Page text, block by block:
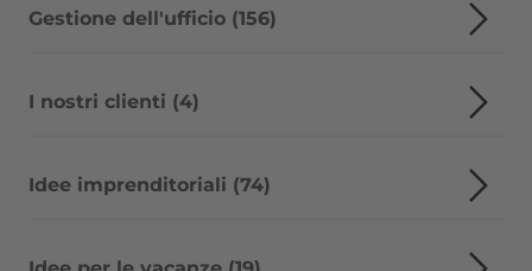
Gestione dell'ufficio (156)
I nostri clienti (4)
Idee imprenditoriali (74)